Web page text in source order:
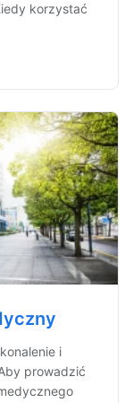
korzystać
i
prowadzić